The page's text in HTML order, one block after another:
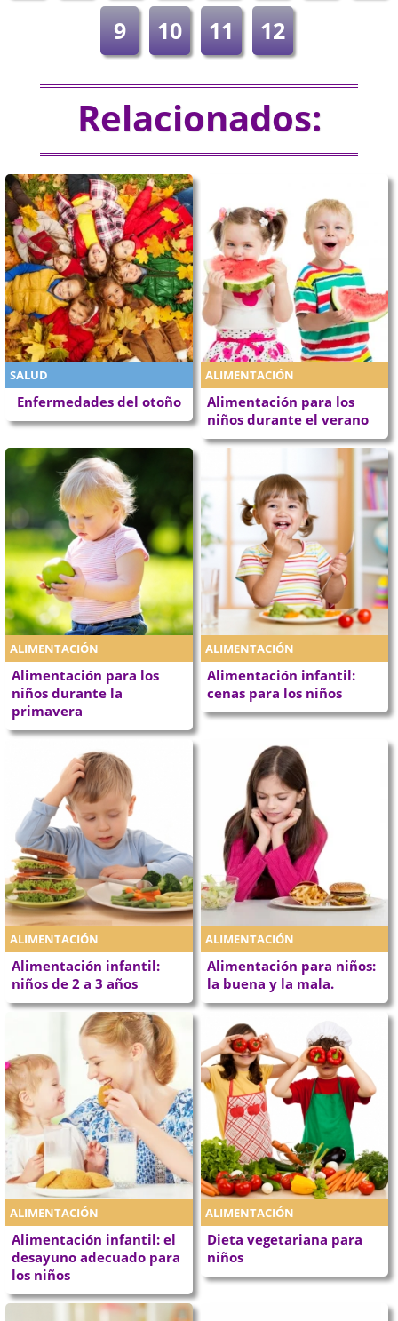
9
10 11 12
Relacionados:
SALUD
Enfermedades del otoño
ALIMENTACIÓN
Alimentación para los
niños durante el verano
ALIMENTACIÓN
Alimentación para los
niños durante la
primavera
ALIMENTACIÓN
Alimentación infantil:
cenas para los niños
ALIMENTACIÓN
Alimentación infantil:
niños de 2 a 3 años
ALIMENTACIÓN
Alimentación para niños:
la buena y la mala.
ALIMENTACIÓN
Alimentación infantil: el
desayuno adecuado para
los niños
ALIMENTACIÓN
Dieta vegetariana para
niños